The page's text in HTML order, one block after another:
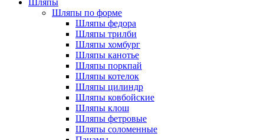
Шляпы
Шляпы по форме
Шляпы федора
Шляпы трилби
Шляпы хомбург
Шляпы канотье
Шляпы поркпай
Шляпы котелок
Шляпы цилиндр
Шляпы ковбойские
Шляпы клош
Шляпы фетровые
Шляпы соломенные